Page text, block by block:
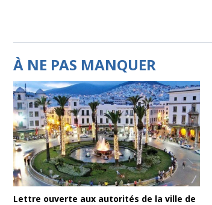
À NE PAS MANQUER
Lettre ouverte aux autorités de la ville de